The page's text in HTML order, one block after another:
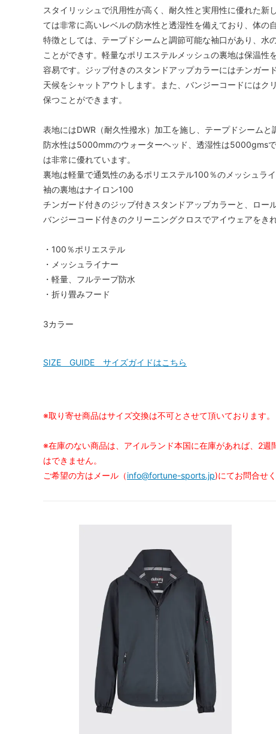
スタイリッシュで汎用性が高く、耐久性と実用性に優れた
ては非常に高いレベルの防水性と透湿性を備えており、体
特徴としては、テープドシームと調節可能な袖口があり、水
ことができす。軽量なポリエステルメッシュの裏地は保温
容易です。ジップ付きのスタンドアップカラーにはチンガ
天候をシャットアウトします。また、バンジーコードには
保つことができます。
表地にはDWR（耐久性撥水）加工を施し、テープドシームと
防水性は5000mmのウォーターヘッド、透湿性は5000gms
は非常に優れています。
裏地は軽量で通気性のあるポリエステル100％のメッシュラ
袖の裏地はナイロン100
チンガード付きのジップ付きスタンドアップカラーと、ロー
バンジーコード付きのクリーニングクロスでアイウェアをき
・100％ポリエステル
・メッシュライナー
・軽量、フルテープ防水
・折り畳みフード
3カラー
SIZE GUIDE サイズガイドはこちら
※取り寄せ商品はサイズ交換は不可とさせて頂いております。
※在庫のない商品は、アイルランド本国に在庫があれば、2
はできません。
ご希望の方はメール（info@fortune-sports.jp)にてお問合せく